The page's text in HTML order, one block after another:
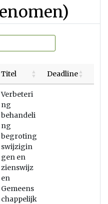
Titel Deadline
Verbeteri
ng
behandeli
ng
begroting
swijzigin
gen en
zienswijz
en
Gemeens
chappelijk